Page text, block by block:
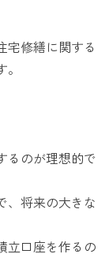
宅修繕に関する
るのが理想的で
、将来の大きな
立口座を作るの